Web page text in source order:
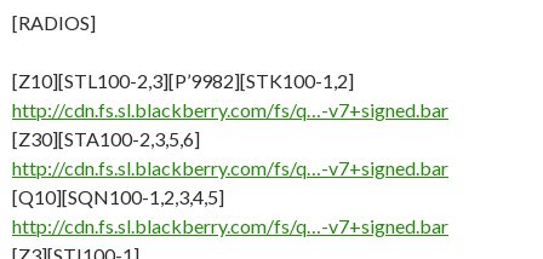
[RADIOS]
[Z10][STL100-2,3][P’9982][STK100-1,2]
http://cdn.fs.sl.blackberry.com/fs/q…-v7+signed.bar
[Z30][STA100-2,3,5,6]
http://cdn.fs.sl.blackberry.com/fs/q…-v7+signed.bar
[Q10][SQN100-1,2,3,4,5]
http://cdn.fs.sl.blackberry.com/fs/q…-v7+signed.bar